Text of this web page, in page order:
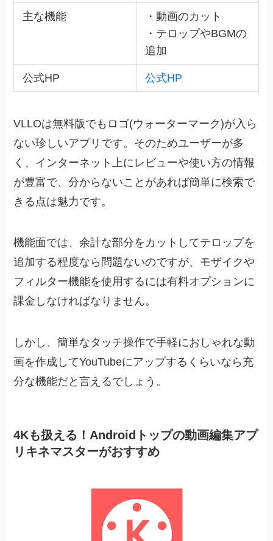
主な機能
・動画のカット
・テロップやBGMの
追加
公式HP 公式HP
VLLOは無料版でもロゴ(ウォーターマーク)が入ら
ない珍しいアプリです。そのためユーザーが多
く、インターネット上にレビューや使い方の情報
が豊富で、分からないことがあれば簡単に検索で
きる点は魅力です。
機能面では、余計な部分をカットしてテロップを
追加する程度なら問題ないのですが、モザイクや
フィルター機能を使用するには有料オプションに
課金しなければなりません。
しかし、簡単なタッチ操作で手軽におしゃれな動
画を作成してYouTubeにアップするくらいなら充
分な機能だと言えるでしょう。
4Kも扱える！Androidトップの動画編集アプ
リキネマスターがおすすめ